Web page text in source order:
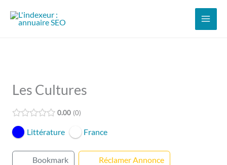
Les Cultures
0.00 0
Littérature France
Bookmark Réclamer Annonce